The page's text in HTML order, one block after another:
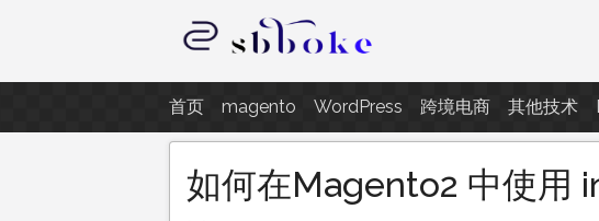
至
内
容
记录跨境电商独立站开发遇到的点点滴滴
首页 magento WordPress 跨境电商 其他技术
如何在Magento2 中使用